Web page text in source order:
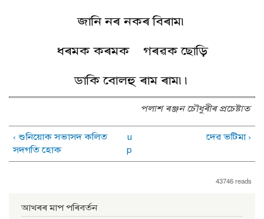
জানি নৰ নকৰ বিৰাম৷
ধৰমক কৰমক গৰৱক ছোড়ি
ডাকি বোলহু ৰাম ৰাম৷৷
পলাশ ৰঞ্জন চৌধুৰীৰ প্ৰচেষ্টাত
‹ শুনিয়োক সভাসদ কলিত
সদগতি হোক
u
p
দেৱ ভটিমা ›
43746 reads
আখৰৰ মাপ পৰিবৰ্তন